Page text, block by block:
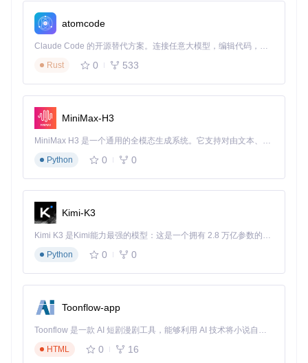
驱动组合，这个过程可能持续数周甚至数月。
当智能工具遇见黑苹果：OpCore Simplify的系
统性解决方案
自动构建硬件档案：让配置有章可循
传统方式下，收集硬件信息往往需要使用多个工具，然后手动
整理成可用格式。这个过程不仅繁琐，还容易出错。OpCore
Simplify彻底改变了这一现状，通过内置的硬件嗅探器，只需
三步即可完成硬件档案的建立。
首先，Windows用户可以直接点击"Export Hardware Repor
t"按钮自动生成完整的硬件报告；对于macOS/Linux用户，工
具提供了清晰的指引，说明如何从Windows系统转移硬件报
告。生成的报告包含CPU、主板、显卡、声卡、网卡等所有关
键硬件信息，为后续配置奠定坚实基础。
小贴士：硬件报告是配置的基础，确保报告包含完整的硬
件信息。对于笔记本电脑，还需要特别注意电源管理相关
的硬件细节。
硬件兼容性检查是黑苹果配置中最关键的环节之一。传统方式
atomcode
Claude Code 的开源替代方案。连接任意大模型，编辑代码，运行命令，自动验证 — 全自动执行。用 Rust 构建，极致性能。 ｜ An open-source alternative to Claude Code. Connect any LLM, edit code, run commands, and verify changes — autonomously. Built in Rust for speed. Get Started
Rust
0 533
MiniMax-H3
MiniMax H3 是一个通用的全模态生成系统。它支持对由文本、图像、视频和音频组成的多模态上下文进行统一理解，并能生成分辨率高达 2K、时长可达 15 秒的带原生立体声音频的视频。得益于面向任务泛化的系统设计，H3 在预训练阶段就已具备广泛的多模态上下文理解与生成能力，能够出色地执行复杂的多模态指令。
Python
0 0
Kimi-K3
Kimi K3 是Kimi能力最强的模型：这是一个拥有 2.8 万亿参数的混合专家（MoE）模型，具备原生视觉理解能力，并支持 100 万 token 的上下文窗口。
Python
0 0
Toonflow-app
Toonflow 是一款 AI 短剧漫剧工具，能够利用 AI 技术将小说自动转化为剧本，并结合 AI 生成的图片和视频，实现高效的短剧创作。借助 Toonflow，可以轻松完成从文字到影像的全流程，让短剧制作变得更加智能与便捷。
HTML
0 16